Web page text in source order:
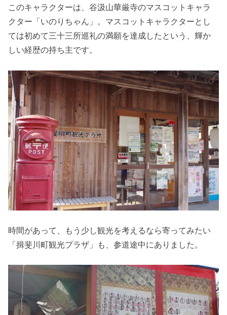
このキャラクターは、谷汲山華厳寺のマスコットキャラ
クター「いのりちゃん」。マスコットキャラクターとし
ては初めて三十三所巡礼の満願を達成したという、輝か
しい経歴の持ち主です。
時間があって、もう少し観光を考えるなら寄ってみたい
「揖斐川町観光プラザ」も、参道途中にありました。